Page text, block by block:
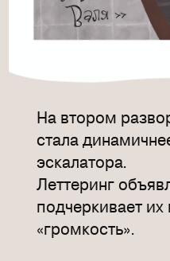
На втором
стала
эскалатора.
Леттеринг
подчеркивает их
«громкость».